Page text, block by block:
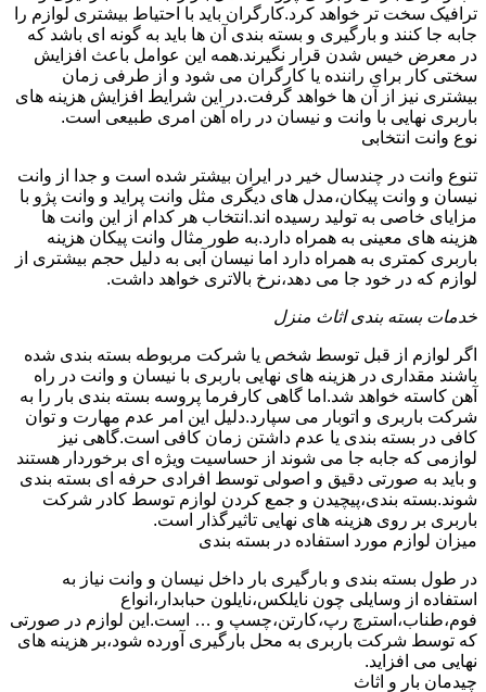
ترافیک سخت تر خواهد کرد.کارگران باید با احتیاط بیشتری لوازم را
جابه جا کنند و بارگیری و بسته بندی آن ها باید به گونه ای باشد که
در معرض خیس شدن قرار نگیرند.همه این عوامل باعث افزایش
سختی کار برای راننده یا کارگران می شود و از طرفی زمان
بیشتری نیز از آن ها خواهد گرفت.در این شرایط افزایش هزینه های
باربری نهایی با وانت و نیسان در راه آهن امری طبیعی است.
نوع وانت انتخابی
تنوع وانت در چندسال خیر در ایران بیشتر شده است و جدا از وانت
نیسان و وانت پیکان،مدل های دیگری مثل وانت پراید و وانت پژو با
مزایای خاصی به تولید رسیده اند.انتخاب هر کدام از این وانت ها
هزینه های معینی به همراه دارد.به طور مثال وانت پیکان هزینه
باربری کمتری به همراه دارد اما نیسان آبی به دلیل حجم بیشتری از
لوازم که در خود جا می دهد،نرخ بالاتری خواهد داشت.
خدمات بسته بندی اثاث منزل
اگر لوازم از قبل توسط شخص یا شرکت مربوطه بسته بندی شده
باشند مقداری در هزینه های نهایی باربری با نیسان و وانت در راه
آهن کاسته خواهد شد.اما گاهی کارفرما پروسه بسته بندی بار را به
شرکت باربری و اتوبار می سپارد.دلیل این امر عدم مهارت و توان
کافی در بسته بندی یا عدم داشتن زمان کافی است.گاهی نیز
لوازمی که جابه جا می شوند از حساسیت ویژه ای برخوردار هستند
و باید به صورتی دقیق و اصولی توسط افرادی حرفه ای بسته بندی
شوند.بسته بندی،پیچیدن و جمع کردن لوازم توسط کادر شرکت
باربری بر روی هزینه های نهایی تاثیرگذار است.
میزان لوازم مورد استفاده در بسته بندی
در طول بسته بندی و بارگیری بار داخل نیسان و وانت نیاز به
استفاده از وسایلی چون نایلکس،نایلون حبابدار،انواع
فوم،طناب،استرچ رپ،کارتن،چسپ و … است.این لوازم در صورتی
که توسط شرکت باربری به محل بارگیری آورده شود،بر هزینه های
نهایی می افزاید.
چیدمان بار و اثاث